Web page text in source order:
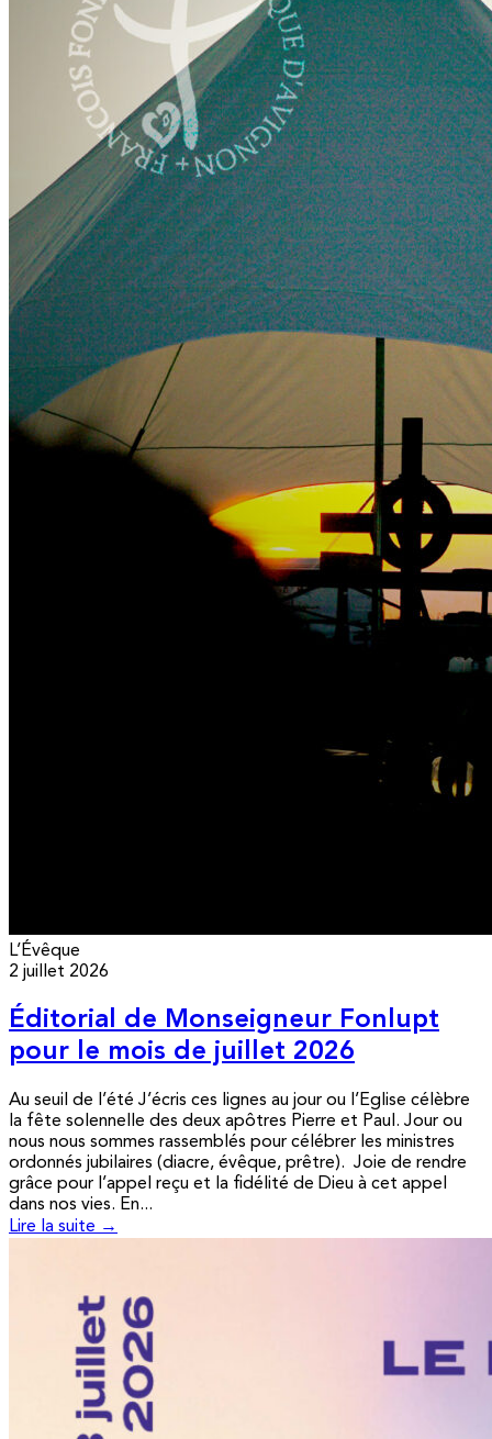
L’Évêque
2 juillet 2026
Éditorial de Monseigneur Fonlupt
pour le mois de juillet 2026
Au seuil de l’été J’écris ces lignes au jour ou l’Eglise célèbre
la fête solennelle des deux apôtres Pierre et Paul. Jour ou
nous nous sommes rassemblés pour célébrer les ministres
ordonnés jubilaires (diacre, évêque, prêtre). Joie de rendre
grâce pour l’appel reçu et la fidélité de Dieu à cet appel
dans nos vies. En...
Lire la suite →